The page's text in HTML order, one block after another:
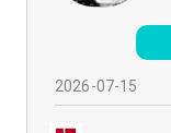
2026-07-15